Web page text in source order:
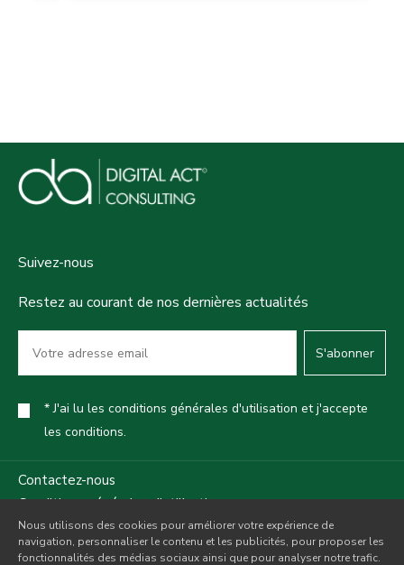
Suivez-nous
Restez au courant de nos dernières actualités
S'abonner
* J'ai lu les conditions générales d'utilisation et j'accepte
les conditions.
Contactez-nous
Conditions générales d'utilisation
Politique de confidentialité
Politique des cookies
Nous utilisons des cookies pour améliorer votre expérience de
navigation, personnaliser le contenu et les publicités, pour proposer les
fonctionnalités des médias sociaux ainsi que pour analyser notre trafic.